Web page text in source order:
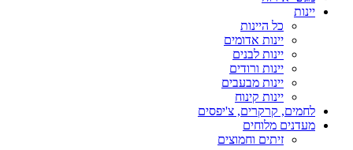
יינות
כל היינות
יינות אדומים
יינות לבנים
יינות ורודים
יינות מבעבים
יינות קינוח
לחמים, קרקרים, צ'יפסים
מעדנים מלוחים
זיתים וחמוצים